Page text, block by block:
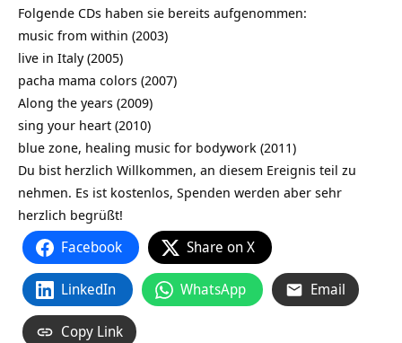
Folgende CDs haben sie bereits aufgenommen:
music from within (2003)
live in Italy (2005)
pacha mama colors (2007)
Along the years (2009)
sing your heart (2010)
blue zone, healing music for bodywork (2011)
Du bist herzlich Willkommen, an diesem Ereignis teil zu
nehmen. Es ist kostenlos, Spenden werden aber sehr
herzlich begrüßt!
Facebook Share on X
LinkedIn WhatsApp Email
Copy Link